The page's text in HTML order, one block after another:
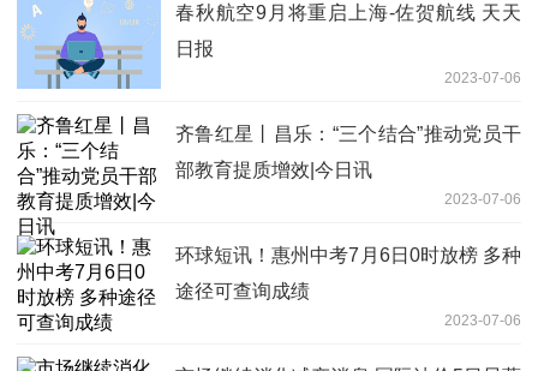
春秋航空9月将重启上海-佐贺航线 天天
日报
2023-07-06
齐鲁红星丨昌乐：“三个结合”推动党员干
部教育提质增效|今日讯
2023-07-06
环球短讯！惠州中考7月6日0时放榜 多种
途径可查询成绩
2023-07-06